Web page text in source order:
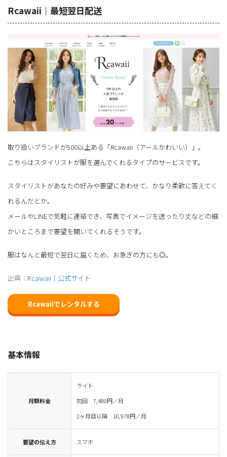
Rcawaii｜最短翌日配送
取り扱いブランドが500以上ある「Rcawaii（アールかわいい）」。
こちらはスタイリストが服を選んでくれるタイプのサービスです。
スタイリストがあなたの好みや要望にあわせて、かなり柔軟に答えてく
れるんだとか。
メールやLINEで気軽に連絡でき、写真でイメージを送ったり丈などの細
かいところまで要望を聞いてくれるそうです。
服はなんと最短で翌日に届くため、お急ぎの方にも◎。
出典： Rcawaii｜公式サイト
Rcawaiiでレンタルする
基本情報
月額料金
ライト
初回 7,480円／月
2ヶ月目以降 10,978円／月
要望の伝え方 スマホ